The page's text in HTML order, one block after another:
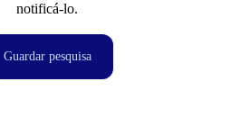
notificá-lo.
Guardar pesquisa